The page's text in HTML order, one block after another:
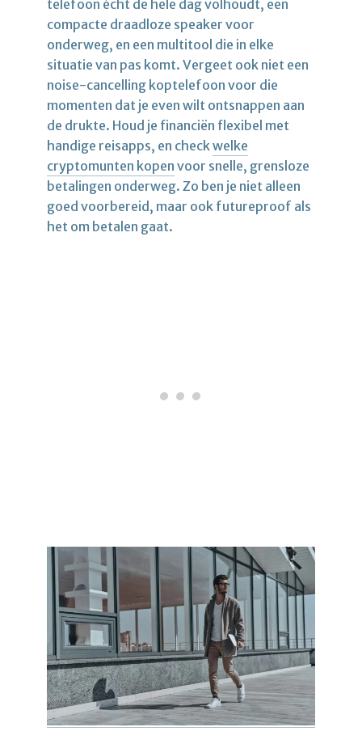
telefoon écht de hele dag volhoudt, een
compacte draadloze speaker voor
onderweg, en een multitool die in elke
situatie van pas komt. Vergeet ook niet een
noise-cancelling koptelefoon voor die
momenten dat je even wilt ontsnappen aan
de drukte. Houd je financiën flexibel met
handige reisapps, en checkwelke
cryptomunten kopen voor snelle, grensloze
betalingen onderweg. Zo ben je niet alleen
goed voorbereid, maar ook futureproof als
het om betalen gaat.